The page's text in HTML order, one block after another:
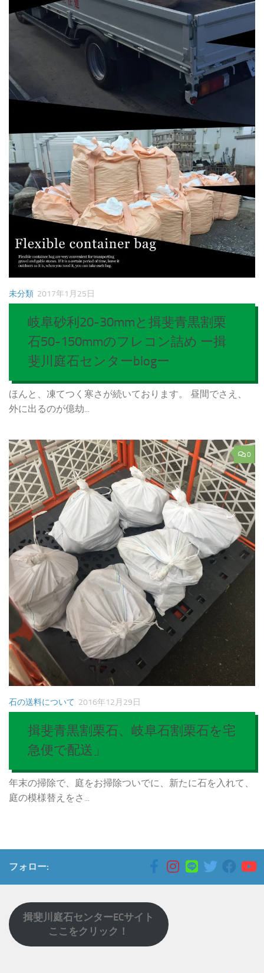
未分類 2017年1月25日
岐阜砂利20-30mmと揖斐青黒割栗
石50-150mmのフレコン詰め ー揖
斐川庭石センターblogー
ほんと、凍てつく寒さが続いております。 昼間でさえ、
外に出るのが億劫...
0
石の送料について 2016年12月29日
揖斐青黒割栗石、岐阜石割栗石を宅
急便で配送」
年末の掃除で、庭をお掃除ついでに、新たに石を入れて、
庭の模様替えをさ...
フォロー:
揖斐川庭石センターECサイト
ここをクリック！